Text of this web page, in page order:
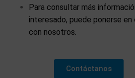
Para consultar más
interesado, puede ponerse
con nosotros.
Contáctanos